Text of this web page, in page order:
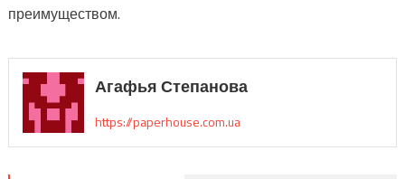
преимуществом.
Агафья Степанова
https://paperhouse.com.ua